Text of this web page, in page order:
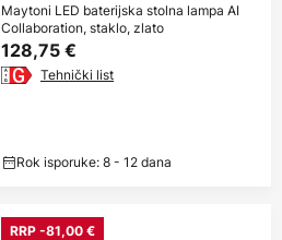
Maytoni LED baterijska stolna lampa AI
Collaboration, staklo, zlato
128,75 €
Tehnički list
Rok isporuke: 8 - 12 dana
RRP -81,00 €